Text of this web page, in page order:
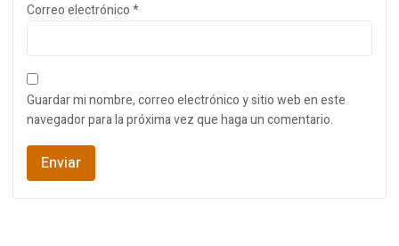
Correo electrónico*
Guardar mi nombre, correo electrónico y sitio web en este
navegador para la próxima vez que haga un comentario.